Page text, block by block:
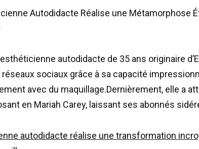
Autodidacte Réalise une Métamorphose
esthéticienne autodidacte de 35 ans originaire d’
réseaux sociaux grâce à sa capacité
avec du maquillage.Dernièrement, elle a
en Mariah Carey, laissant ses abonnés